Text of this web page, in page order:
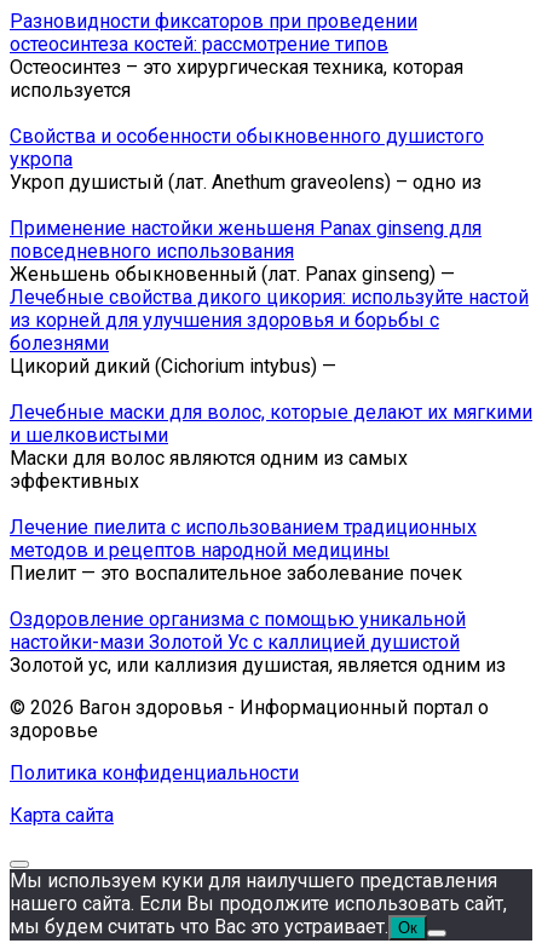
Разновидности фиксаторов при проведении
остеосинтеза костей: рассмотрение типов
Остеосинтез – это хирургическая техника, которая
используется
Свойства и особенности обыкновенного душистого
укропа
Укроп душистый (лат. Anethum graveolens) – одно из
Применение настойки женьшеня Panax ginseng для
повседневного использования
Женьшень обыкновенный (лат. Panax ginseng) —
Лечебные свойства дикого цикория: используйте настой
из корней для улучшения здоровья и борьбы с
болезнями
Цикорий дикий (Cichorium intybus) —
Лечебные маски для волос, которые делают их мягкими
и шелковистыми
Маски для волос являются одним из самых
эффективных
Лечение пиелита с использованием традиционных
методов и рецептов народной медицины
Пиелит — это воспалительное заболевание почек
Оздоровление организма с помощью уникальной
настойки-мази Золотой Ус с каллицией душистой
Золотой ус, или каллизия душистая, является одним из
© 2026 Вагон здоровья - Информационный портал о
здоровье
Политика конфиденциальности
Карта сайта
Мы используем куки для наилучшего представления
нашего сайта. Если Вы продолжите использовать сайт,
мы будем считать что Вас это устраивает. Ок